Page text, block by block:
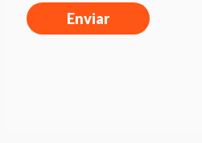
Enviar